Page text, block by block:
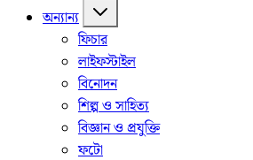
অন্যান্য
ফিচার
লাইফস্টাইল
বিনোদন
শিল্প ও সাহিত্য
বিজ্ঞান ও প্রযুক্তি
ফটো